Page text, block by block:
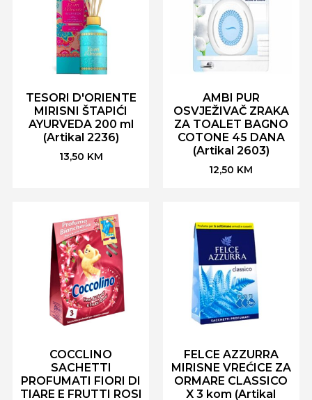
TESORI D'ORIENTE
MIRISNI ŠTAPIĆI
AYURVEDA 200 ml
(Artikal 2236)
13,50 KM
AMBI PUR
OSVJEŽIVAČ ZRAKA
ZA TOALET BAGNO
COTONE 45 DANA
(Artikal 2603)
12,50 KM
COCCLINO
SACHETTI
PROFUMATI FIORI DI
TIARE E FRUTTI ROSI
FELCE AZZURRA
MIRISNE VREĆICE ZA
ORMARE CLASSICO
X 3 kom (Artikal